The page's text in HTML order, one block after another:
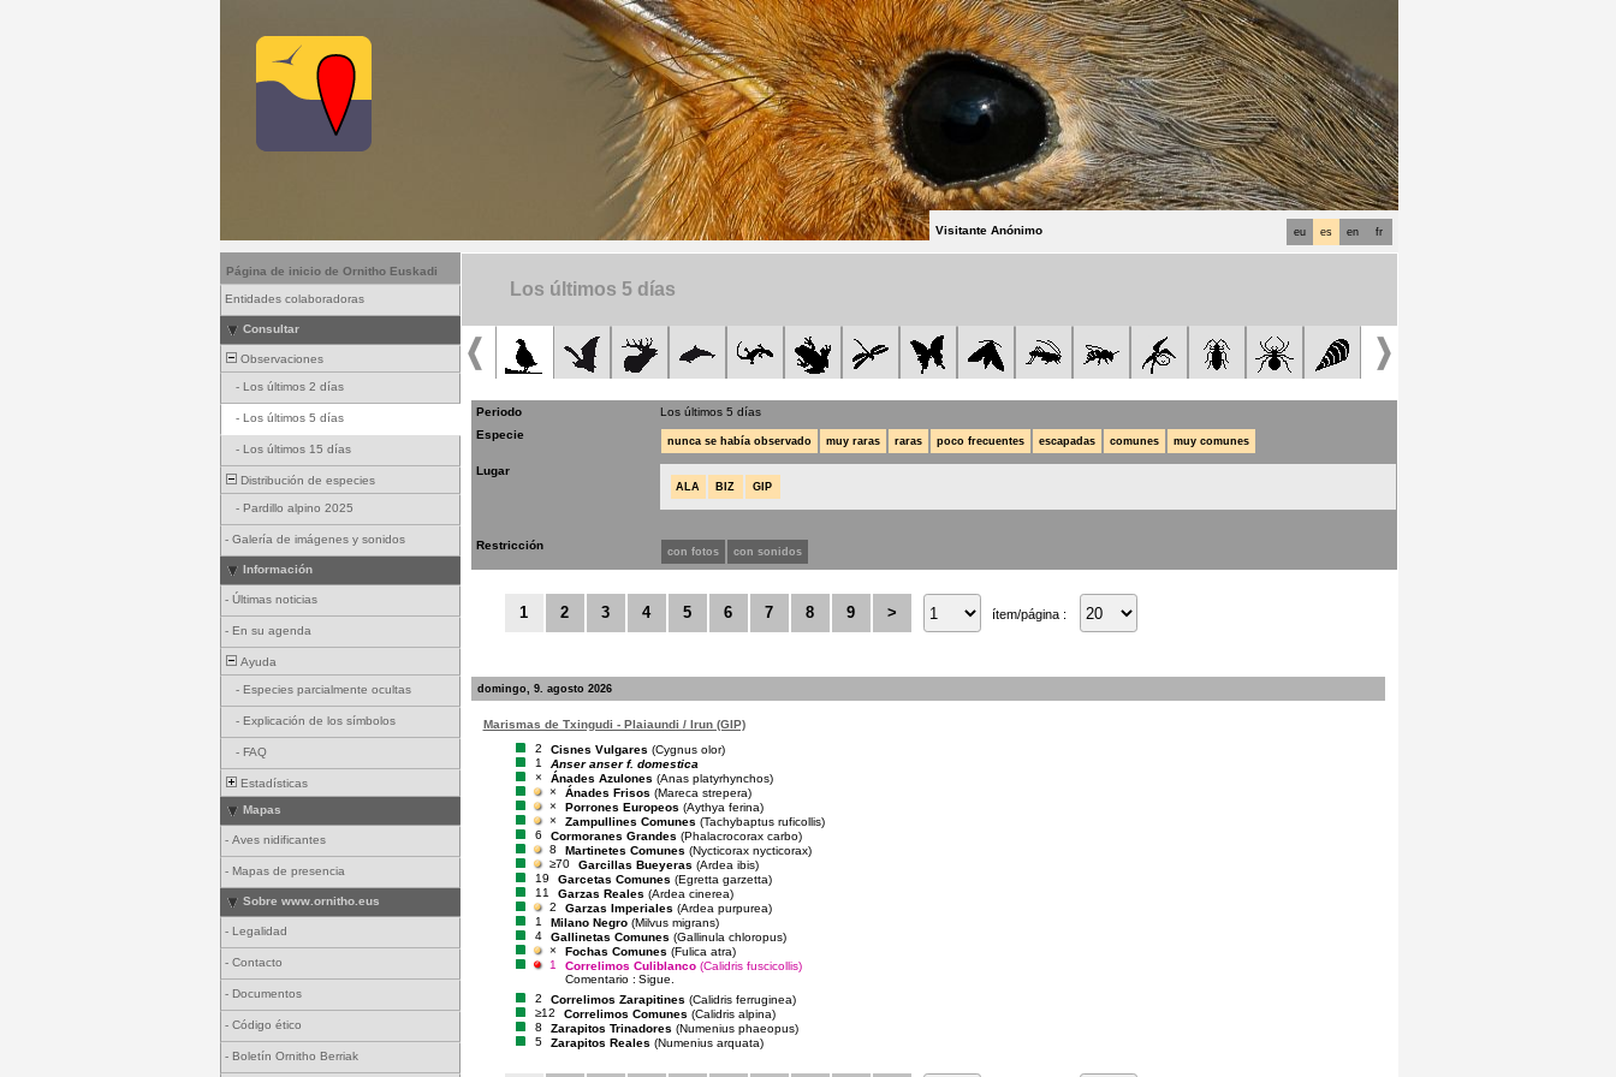
fr
en
es
eu
Visitante Anónimo
Página de inicio de Ornitho Euskadi
Entidades colaboradoras
Consultar
Observaciones
- Los últimos 2 días
- Los últimos 5 días
- Los últimos 15 días
Distribución de especies
- Pardillo alpino 2025
- Galería de imágenes y sonidos
Información
- Últimas noticias
- En su agenda
Ayuda
- Especies parcialmente ocultas
- Explicación de los símbolos
- FAQ
Estadísticas
Mapas
- Aves nidificantes
- Mapas de presencia
Sobre www.ornitho.eus
- Legalidad
- Contacto
- Documentos
- Código ético
- Boletín Ornitho Berriak
Los últimos 5 días
Periodo
Los últimos 5 días
Especie
nunca se había observado muy raras raras poco frecuentes escapadas comunes muy comunes
Lugar
ALA BIZ GIP
Restricción con fotos con sonidos
1 2 3 4 5 6 7 8 9 > ítem/página :
domingo, 9. agosto 2026
Marismas de Txingudi - Plaiaundi / Irun (GIP)
2
Cisnes Vulgares (Cygnus olor)
1
Anser anser f. domestica
×
Ánades Azulones (Anas platyrhynchos)
×
Ánades Frisos (Mareca strepera)
×
Porrones Europeos (Aythya ferina)
×
Zampullines Comunes (Tachybaptus ruficollis)
6
Cormoranes Grandes (Phalacrocorax carbo)
8
Martinetes Comunes (Nycticorax nycticorax)
≥70
Garcillas Bueyeras (Ardea ibis)
19
Garcetas Comunes (Egretta garzetta)
11
Garzas Reales (Ardea cinerea)
2
Garzas Imperiales (Ardea purpurea)
1
Milano Negro (Milvus migrans)
4
Gallinetas Comunes (Gallinula chloropus)
×
Fochas Comunes (Fulica atra)
1
Correlimos Culiblanco (Calidris fuscicollis)
Comentario : Sigue.
2
Correlimos Zarapitines (Calidris ferruginea)
≥12
Correlimos Comunes (Calidris alpina)
8
Zarapitos Trinadores (Numenius phaeopus)
5
Zarapitos Reales (Numenius arquata)